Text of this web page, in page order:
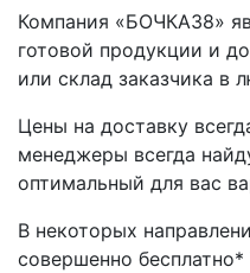
Компания «БОЧКА38»
готовой продукции и
или склад заказчика в
Цены на доставку
менеджеры всегда
оптимальный для вас
В некоторых
совершенно